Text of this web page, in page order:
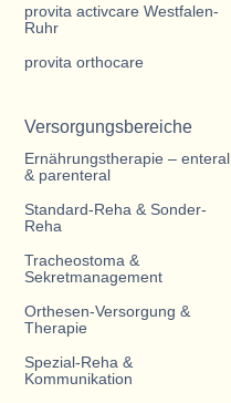
provita activcare Westfalen-
Ruhr
provita orthocare
Versorgungsbereiche
Ernährungstherapie – enteral
& parenteral
Standard-Reha & Sonder-
Reha
Tracheostoma &
Sekretmanagement
Orthesen-Versorgung &
Therapie
Spezial-Reha &
Kommunikation